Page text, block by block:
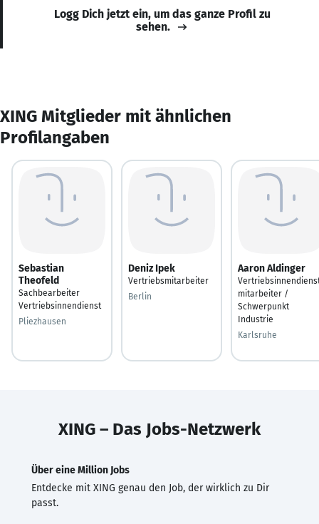
Logg Dich jetzt ein, um das ganze Profil zu
sehen.
XING Mitglieder mit ähnlichen
Profilangaben
Sebastian
Theofeld
Sachbearbeiter
Vertriebsinnendienst
Pliezhausen
Deniz Ipek
Vertriebsmitarbeiter
Berlin
Aaron Aldinger
mitarbeiter /
Schwerpunkt
Industrie
Karlsruhe
XING – Das Jobs-Netzwerk
Über eine Million Jobs
Entdecke mit XING genau den Job, der wirklich zu Dir
passt.